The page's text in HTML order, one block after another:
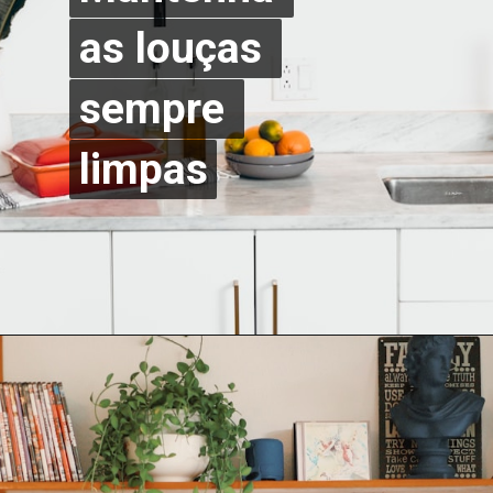
as louças
sempre
limpas
as louças
sempre
limpas